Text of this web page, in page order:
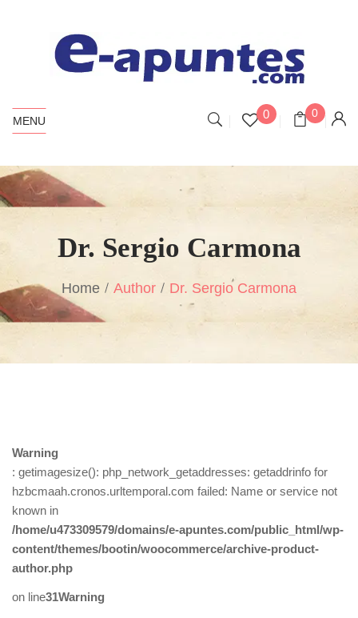
MENU 0 0
Dr. Sergio Carmona
Home Author Dr. Sergio Carmona
Warning
: getimagesize(): php_network_getaddresses: getaddrinfo for
hzbcmaah.cronos.urltemporal.com failed: Name or service not
known in
/home/u473309579/domains/e-apuntes.com/public_html/wp-
content/themes/bootin/woocommerce/archive-product-
author.php
on line31Warning